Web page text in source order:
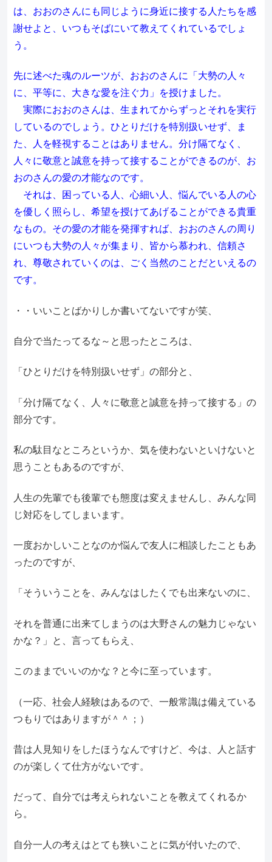
は、おおのさんにも同じように身近に接する人たちを感
謝せよと、いつもそばにいて教えてくれているでしょ
う。
先に述べた魂のルーツが、おおのさんに「大勢の人々
に、平等に、大きな愛を注ぐ力」を授けました。
実際におおのさんは、生まれてからずっとそれを実行
しているのでしょう。ひとりだけを特別扱いせず、ま
た、人を軽視することはありません。分け隔てなく、
人々に敬意と誠意を持って接することができるのが、お
おのさんの愛の才能なのです。
それは、困っている人、心細い人、悩んでいる人の心
を優しく照らし、希望を授けてあげることができる貴重
なもの。その愛の才能を発揮すれば、おおのさんの周り
にいつも大勢の人々が集まり、皆から慕われ、信頼さ
れ、尊敬されていくのは、ごく当然のことだといえるの
です。
・・いいことばかりしか書いてないですが笑、
自分で当たってるな～と思ったところは、
「ひとりだけを特別扱いせず」の部分と、
「分け隔てなく、人々に敬意と誠意を持って接する」の
部分です。
私の駄目なところというか、気を使わないといけないと
思うこともあるのですが、
人生の先輩でも後輩でも態度は変えませんし、みんな同
じ対応をしてしまいます。
一度おかしいことなのか悩んで友人に相談したこともあ
ったのですが、
「そういうことを、みんなはしたくでも出来ないのに、
それを普通に出来てしまうのは大野さんの魅力じゃない
かな？」と、言ってもらえ、
このままでいいのかな？と今に至っています。
（一応、社会人経験はあるので、一般常識は備えている
つもりではありますが＾＾；）
昔は人見知りをしたほうなんですけど、今は、人と話す
のが楽しくて仕方がないです。
だって、自分では考えられないことを教えてくれるか
ら。
自分一人の考えはとても狭いことに気が付いたので、